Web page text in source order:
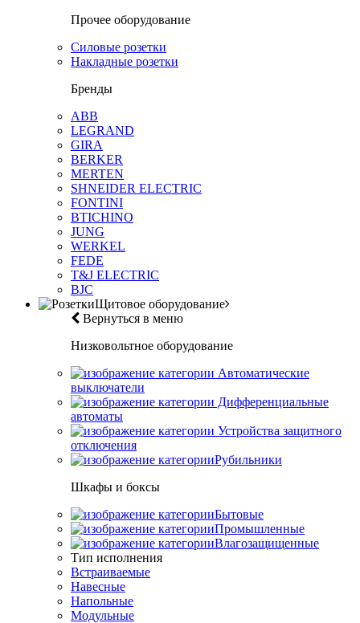
Прочее оборудование
Силовые розетки
Накладные розетки
Бренды
ABB
LEGRAND
GIRA
BERKER
MERTEN
SHNEIDER ELECTRIC
FONTINI
BTICHINO
JUNG
WERKEL
FEDE
T&J ELECTRIC
BJC
Щитовое оборудование
Вернуться в меню
Низковольтное оборудование
Автоматические
выключатели
Дифференциальные
автоматы
Устройства защитного
отключения
Рубильники
Шкафы и боксы
Бытовые
Промышленные
Влагозащищенные
Тип исполнения
Встраиваемые
Навесные
Напольные
Модульные